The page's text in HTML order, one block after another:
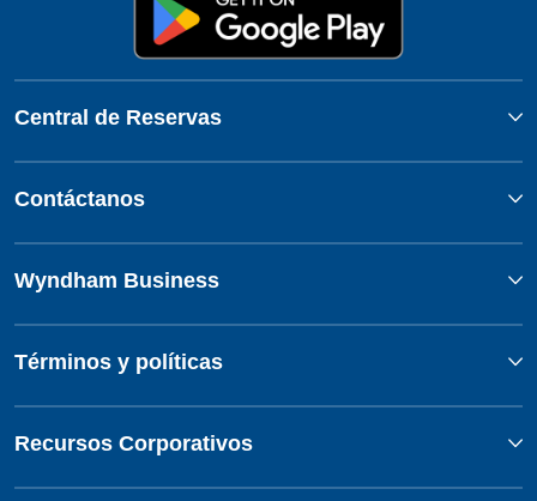
Central de Reservas
Contáctanos
Wyndham Business
Términos y políticas
Recursos Corporativos